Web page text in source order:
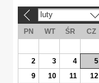
luty
PN WT ŚR CZ
2
3 4 5
9
10 11 12